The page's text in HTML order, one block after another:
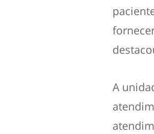
A